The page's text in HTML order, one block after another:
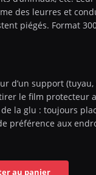
des leurres et
piégés. Format
d’un support
le film protecteur
la glu : toujours
préférence aux
au panier